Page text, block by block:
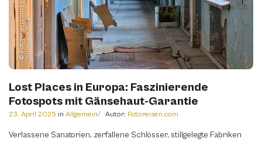
©
F
o
t
o
r
e
i
s
e
n.c
o
m
|
S
a
m
s
u
n
g
S
24
Lost Places in Europa: Faszinierende
Fotospots mit Gänsehaut-Garantie
23. April 2025 in Allgemein Autor: Fotoreisen.com
Verlassene Sanatorien, zerfallene Schlösser, stillgelegte Fabriken